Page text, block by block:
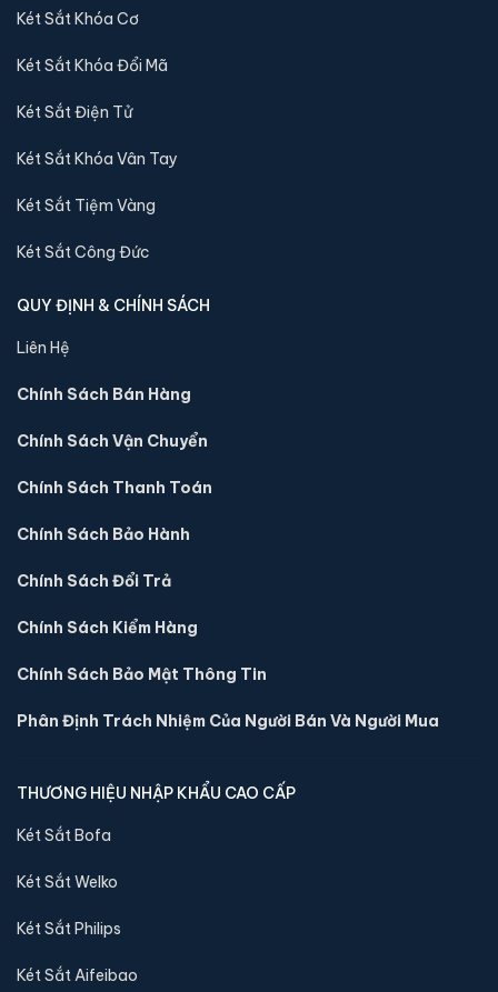
nhập khẩu 88 sẽ báo lại và chuyển kho còn sản phẩm
tới quý khách
Video về sản phẩm Két sắt Bofa BJ-85TG
App điện thoại vân tay điện tử chính
hãng:
Sản phẩm cùng dòng Két sắt Bofa
Khám phá thêm các mẫu thuộc dòng
hàng.
Két sắt mini Bofa BGX-5D1-30S1 điện tử chính hãng
Két Sắt Khóa Cơ
Két Sắt Khóa Đổi Mã
Két Sắt Điện Tử
Két Sắt Khóa Vân Tay
Két Sắt Tiệm Vàng
Két Sắt Công Đức
QUY ĐỊNH & CHÍNH SÁCH
Liên Hệ
Chính Sách Bán Hàng
Chính Sách Vận Chuyển
Chính Sách Thanh Toán
Chính Sách Bảo Hành
Chính Sách Đổi Trả
Chính Sách Kiểm Hàng
Chính Sách Bảo Mật Thông Tin
Phân Định Trách Nhiệm Của Người Bán Và Người Mua
THƯƠNG HIỆU NHẬP KHẨU CAO CẤP
Két Sắt Bofa
Két Sắt Welko
Két Sắt Philips
Két Sắt Aifeibao